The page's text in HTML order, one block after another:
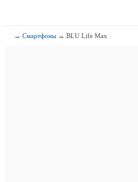
→Смартфоны → BLU Life Max